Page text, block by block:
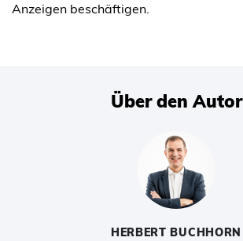
Anzeigen beschäftigen.
Über den Autor
HERBERT BUCHHORN